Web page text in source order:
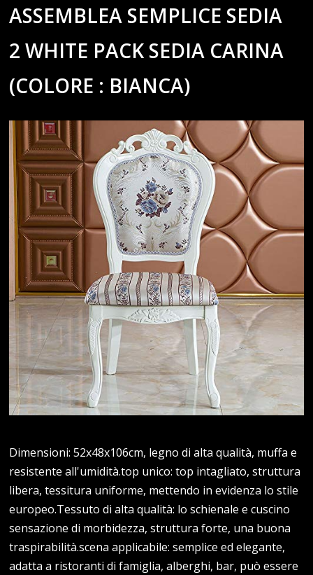
ASSEMBLEA SEMPLICE SEDIA
2 WHITE PACK SEDIA CARINA
(COLORE : BIANCA)
Dimensioni: 52x48x106cm, legno di alta qualità, muffa e
resistente all'umidità.top unico: top intagliato, struttura
libera, tessitura uniforme, mettendo in evidenza lo stile
europeo.Tessuto di alta qualità: lo schienale e cuscino
sensazione di morbidezza, struttura forte, una buona
traspirabilità.scena applicabile: semplice ed elegante,
adatta a ristoranti di famiglia, alberghi, bar, può essere